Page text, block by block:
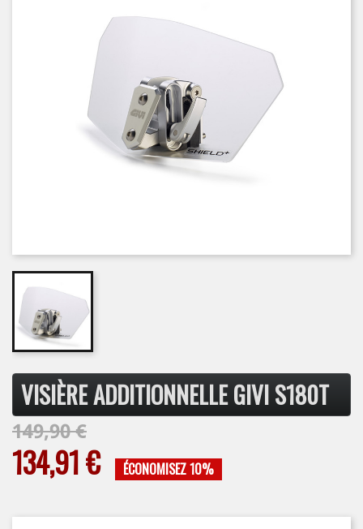
VISIÈRE ADDITIONNELLE GIVI S180T
149,90 €
134,91 € ÉCONOMISEZ 10%